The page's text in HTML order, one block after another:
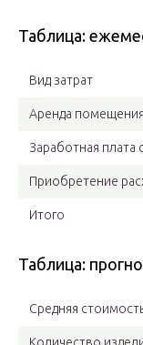
Таблица:
Вид затрат
Аренда помещения
Заработная плата
Приобретение
Итого
Таблица:
Средняя